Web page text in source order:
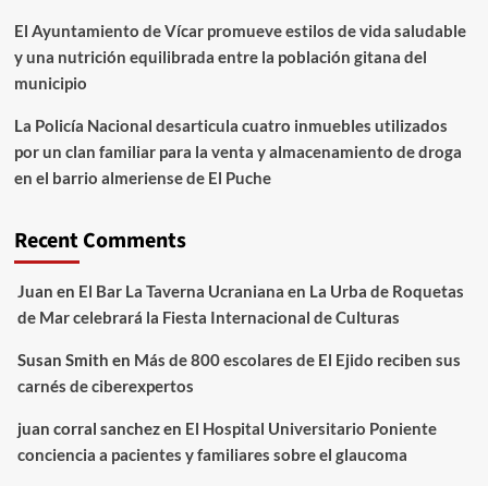
El Ayuntamiento de Vícar promueve estilos de vida saludable
y una nutrición equilibrada entre la población gitana del
municipio
La Policía Nacional desarticula cuatro inmuebles utilizados
por un clan familiar para la venta y almacenamiento de droga
en el barrio almeriense de El Puche
Recent Comments
Juan en El Bar La Taverna Ucraniana en La Urba de Roquetas
de Mar celebrará la Fiesta Internacional de Culturas
Susan Smith en Más de 800 escolares de El Ejido reciben sus
carnés de ciberexpertos
juan corral sanchezen El Hospital Universitario Poniente
conciencia a pacientes y familiares sobre el glaucoma